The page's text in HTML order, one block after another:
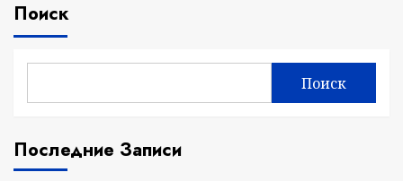
Поиск
Поиск
Последние Записи